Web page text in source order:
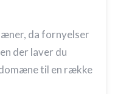
da fornyelser
der laver du
til en række